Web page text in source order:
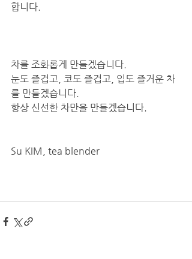
합니다.
차를 조화롭게 만들겠습니다.
눈도 즐겁고, 코도 즐겁고, 입도 즐거운 차
를 만들겠습니다.
항상 신선한 차만을 만들겠습니다.
Su KIM, tea blender